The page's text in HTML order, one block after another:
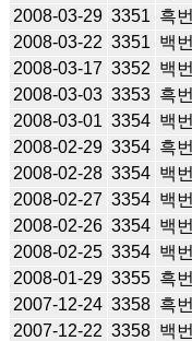
2008-03-29 3351 흑번
2008-03-22 3351 백번
2008-03-17 3352 백번
2008-03-03 3353 흑번
2008-03-01 3354 백번
2008-02-29 3354 흑번
2008-02-28 3354 백번
2008-02-27 3354 백번
2008-02-26 3354 백번
2008-02-25 3354 백번
2008-01-29 3355 흑번
2007-12-24 3358 흑번
2007-12-22 3358 백번